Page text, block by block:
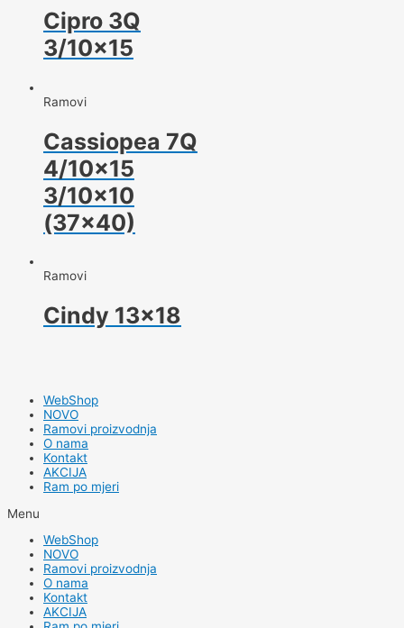
Cipro 3Q
3/10×15
Ramovi
Cassiopea 7Q
4/10×15
3/10×10
(37×40)
Ramovi
Cindy 13×18
WebShop
NOVO
Ramovi proizvodnja
O nama
Kontakt
AKCIJA
Ram po mjeri
Menu
WebShop
NOVO
Ramovi proizvodnja
O nama
Kontakt
AKCIJA